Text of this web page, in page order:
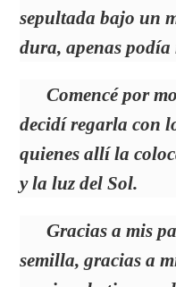
sepultada bajo un
dura, apenas podía
Comencé por
decidí regarla con
quienes allí la
y la luz del Sol.
Gracias a mis
semilla, gracias a